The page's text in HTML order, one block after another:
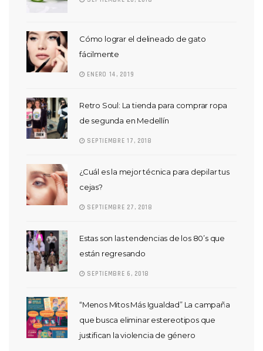
Cómo lograr el delineado de gato
fácilmente
ENERO 14, 2019
Retro Soul: La tienda para comprar ropa
de segunda en Medellín
SEPTIEMBRE 17, 2018
¿Cuál es la mejor técnica para depilar tus
cejas?
SEPTIEMBRE 27, 2018
Estas son las tendencias de los 80’s que
están regresando
SEPTIEMBRE 6, 2018
“Menos Mitos Más Igualdad” La campaña
que busca eliminar estereotipos que
justifican la violencia de género